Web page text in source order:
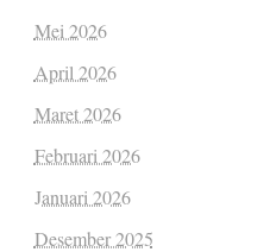
Mei 2026
April 2026
Maret 2026
Februari 2026
Januari 2026
Desember 2025